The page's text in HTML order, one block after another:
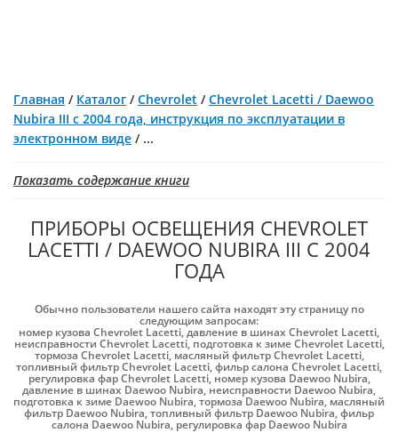
Главная / Каталог /Chevrolet /Chevrolet Lacetti / Daewoo
Nubira III с 2004 года, инструкция по эксплуатации в
электронном виде / ...
Показать содержание книги
ПРИБОРЫ ОСВЕЩЕНИЯ CHEVROLET
LACETTI / DAEWOO NUBIRA III С 2004
ГОДА
Обычно пользователи нашего сайта находят эту страницу по
следующим запросам:
номер кузова Chevrolet Lacetti,давление в шинах Chevrolet Lacetti,
неисправности Chevrolet Lacetti, подготовка к зиме Chevrolet Lacetti,
тормоза Chevrolet Lacetti, масляный фильтр Chevrolet Lacetti,
топливный фильтр Chevrolet Lacetti,фильр салона Chevrolet Lacetti,
регулировка фар Chevrolet Lacetti, номер кузова Daewoo Nubira,
давление в шинах Daewoo Nubira, неисправности Daewoo Nubira,
подготовка к зиме Daewoo Nubira,тормоза Daewoo Nubira, масляный
фильтр Daewoo Nubira,топливный фильтр Daewoo Nubira,фильр
салона Daewoo Nubira, регулировка фар Daewoo Nubira